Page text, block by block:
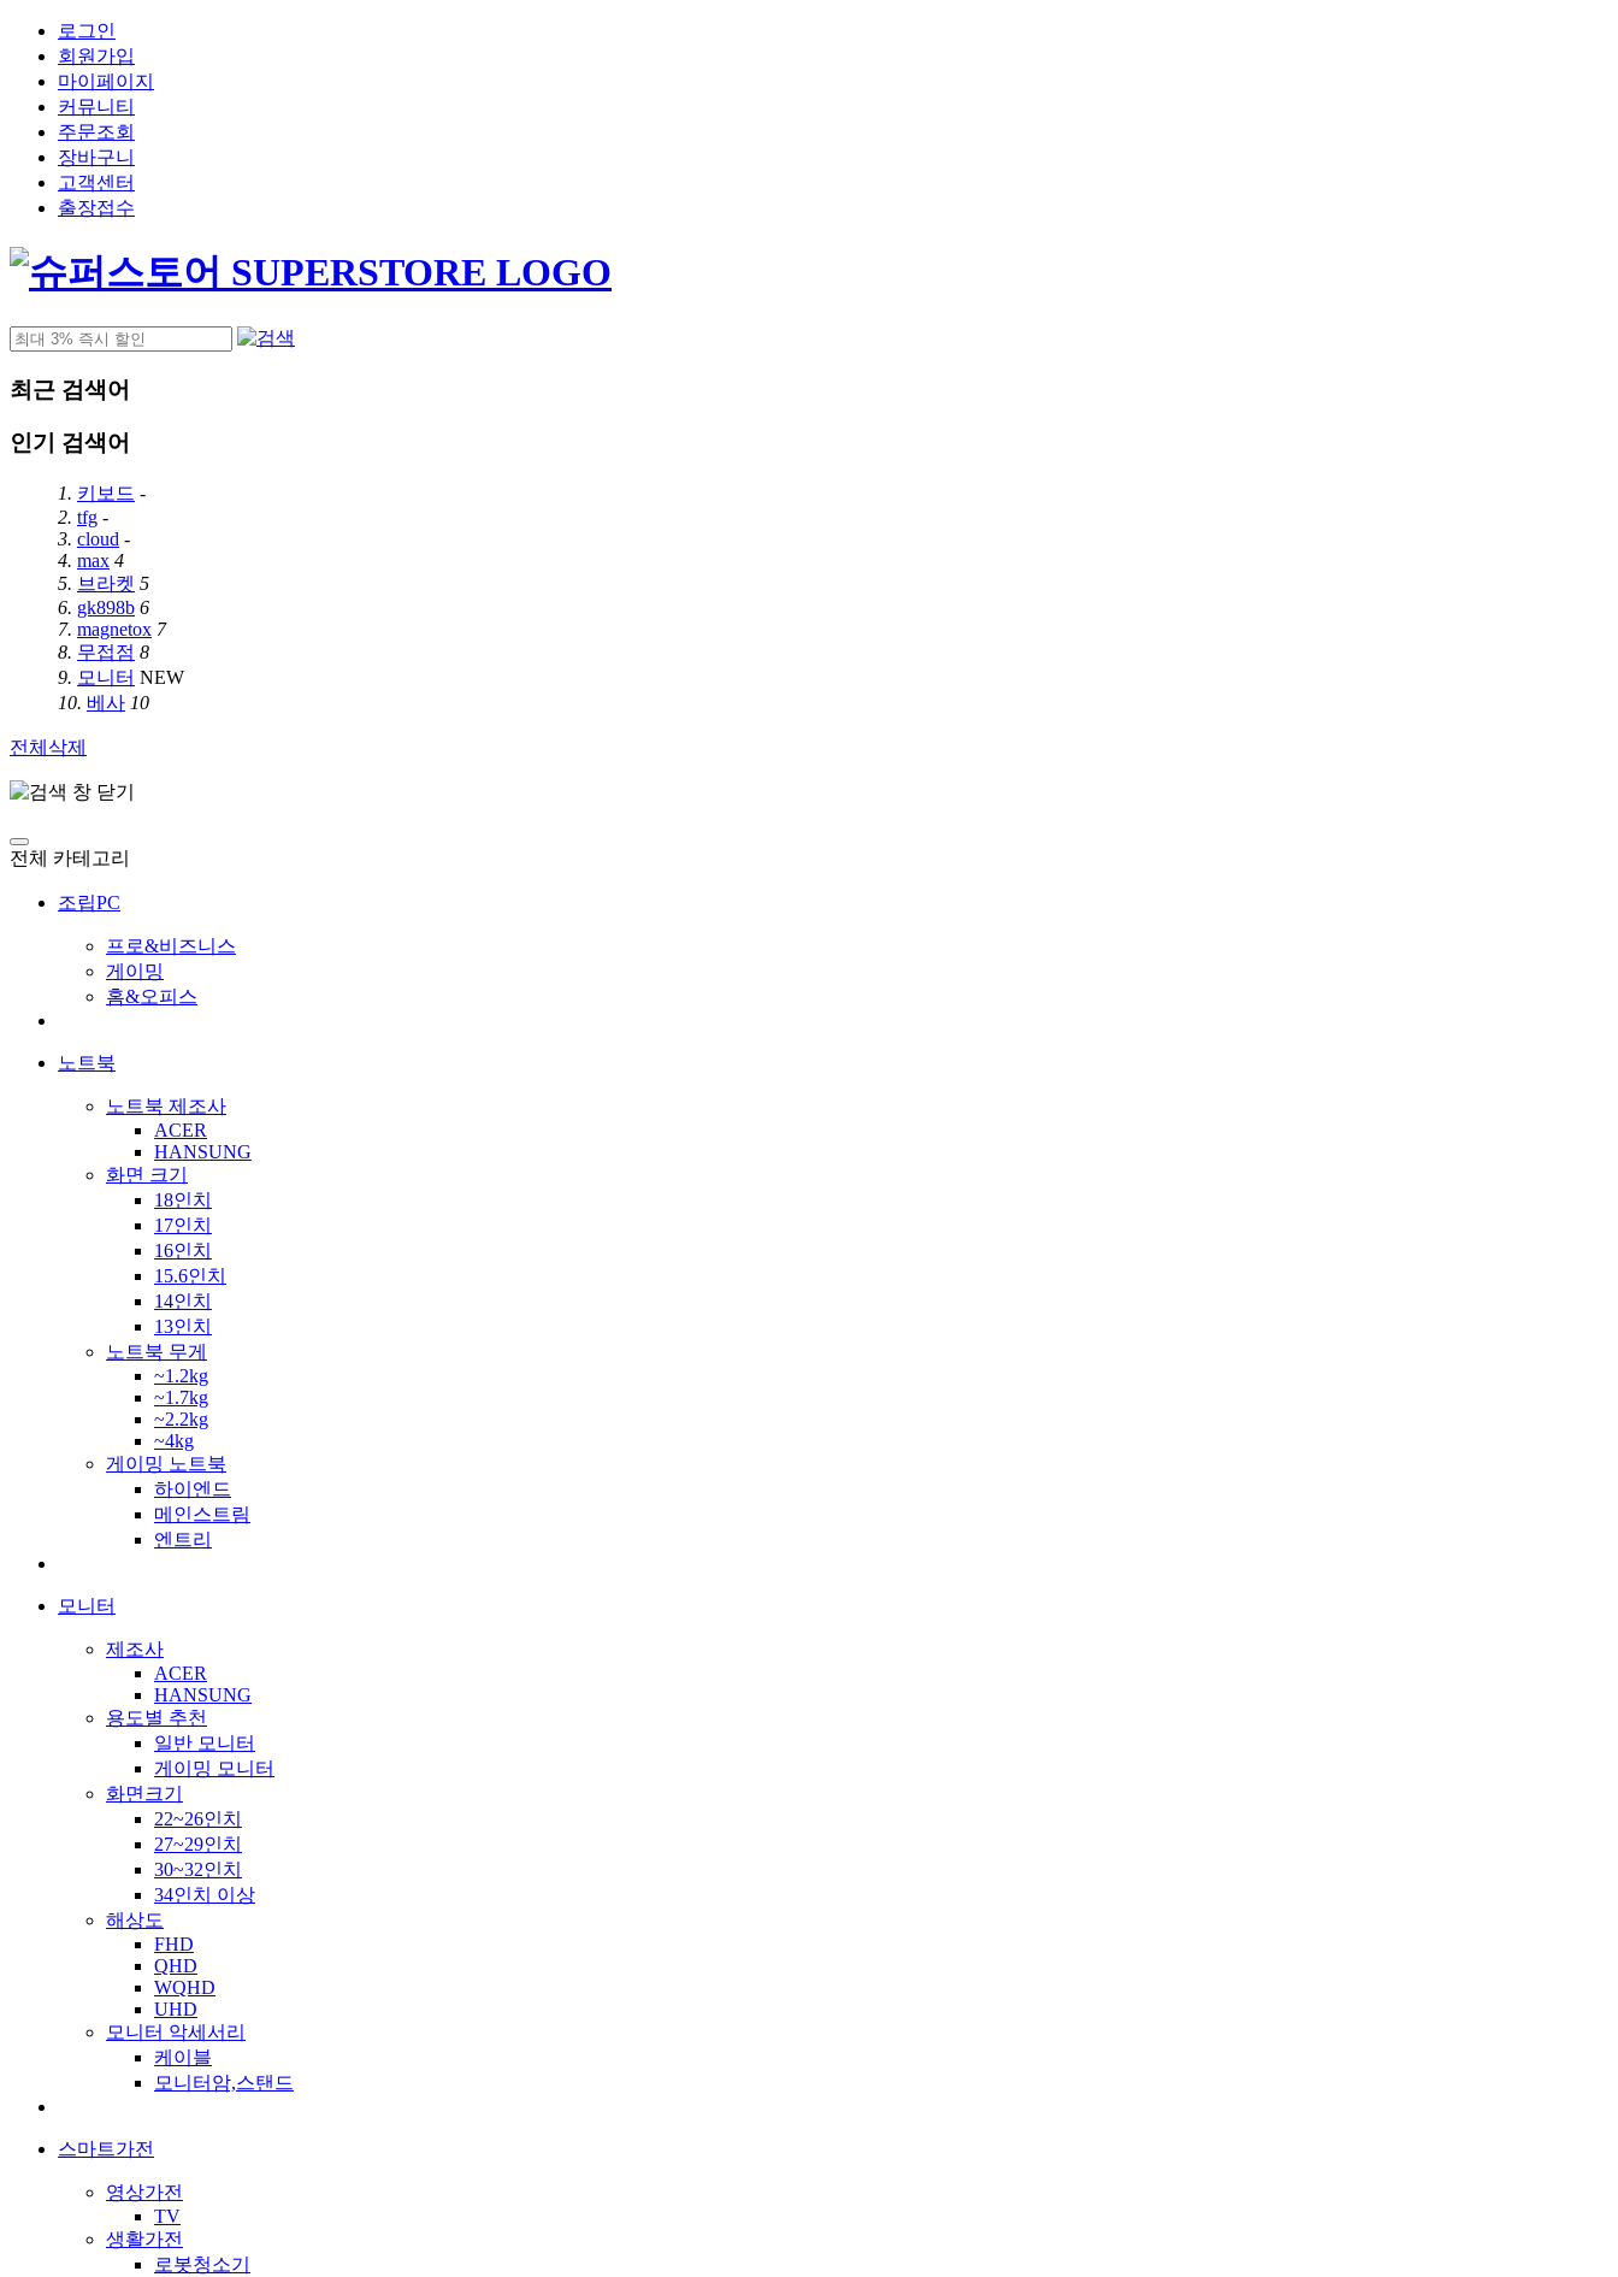
로그인
회원가입
마이페이지
커뮤니티
주문조회
장바구니
고객센터
출장접수
최근 검색어
인기 검색어
1. 키보드 -
2. tfg -
3. cloud -
4. max 4
5. 브라켓 5
6. gk898b 6
7. magnetox 7
8. 무접점 8
9. 모니터 NEW
10. 베사 10
전체삭제
전체 카테고리
조립PC
프로&비즈니스
게이밍
홈&오피스
노트북
노트북 제조사
ACER
HANSUNG
화면 크기
18인치
17인치
16인치
15.6인치
14인치
13인치
노트북 무게
~1.2kg
~1.7kg
~2.2kg
~4kg
게이밍 노트북
하이엔드
메인스트림
엔트리
모니터
제조사
ACER
HANSUNG
용도별 추천
일반 모니터
게이밍 모니터
화면크기
22~26인치
27~29인치
30~32인치
34인치 이상
해상도
FHD
QHD
WQHD
UHD
모니터 악세서리
케이블
모니터암,스탠드
스마트가전
영상가전
TV
생활가전
로봇청소기